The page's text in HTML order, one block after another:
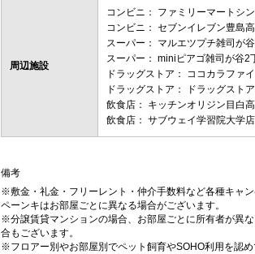
周辺施設
コンビニ： ファミリーマートシ
コンビニ： セブンイレブン豊島
スーパー： マルエツプチ雑司が
スーパー： miniピアゴ雑司が谷2
ドラッグストア： ココカラファ
ドラッグストア： ドラッグスト
飲食店： キッチンオリジン目白
飲食店： サブウェイ学習院大学
備考
※敷金・礼金・フリーレント・仲介手数料など各種キャ
ペーンキはお部屋ごとに異なる場合がございます。
※分譲賃貸マンションの場合、お部屋ごとに所有者が異
合もございます。
※フロアー別やお部屋別でペット飼育やSOHO利用を認